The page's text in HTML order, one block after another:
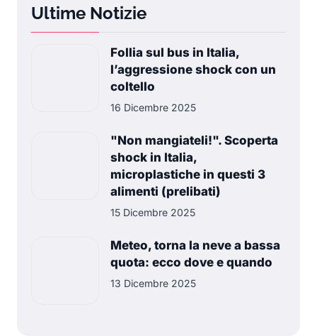
Ultime Notizie
Follia sul bus in Italia,
l’aggressione shock con un
coltello
16 Dicembre 2025
"Non mangiateli!". Scoperta
shock in Italia,
microplastiche in questi 3
alimenti (prelibati)
15 Dicembre 2025
Meteo, torna la neve a bassa
quota: ecco dove e quando
13 Dicembre 2025